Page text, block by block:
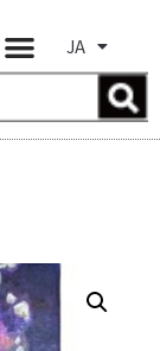
JA